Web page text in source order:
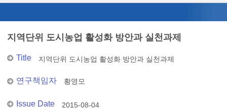
지역단위 도시농업 활성화 방안과 실천과제
Title 지역단위 도시농업 활성화 방안과 실천과제
연구책임자 황영모
Issue Date 2015-08-04